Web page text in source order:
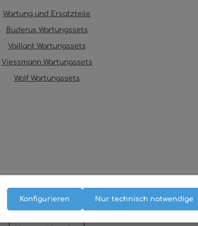
Wartung und Ersatzteile
Buderus Wartungssets
Vaillant Wartungssets
Viessmann Wartungssets
Wolf Wartungssets
Nur technisch notwendige
Konfigurieren